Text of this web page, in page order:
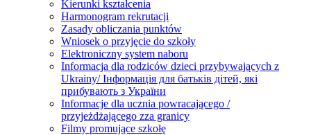
Kierunki kształcenia
Harmonogram rekrutacji
Zasady obliczania punktów
Wniosek o przyjęcie do szkoły
Elektroniczny system naboru
Informacja dla rodziców dzieci przybywających z
Ukrainy/ Інформація для батьків дітей, які
прибувають з України
Informacje dla ucznia powracającego /
przyjeżdżającego zza granicy
Filmy promujące szkołę